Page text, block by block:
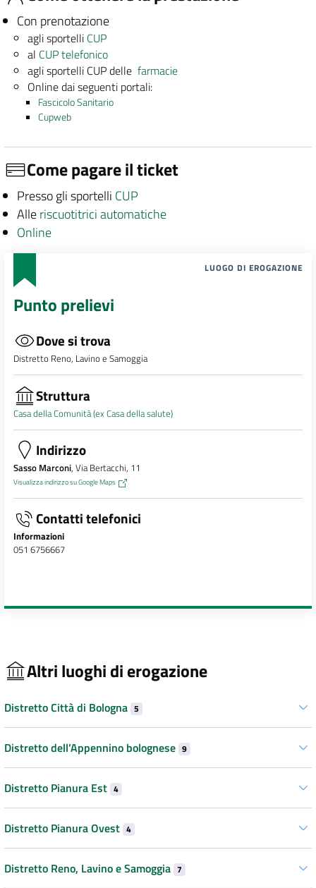
Con prenotazione
agli sportelli CUP
al CUP telefonico
agli sportelli CUP dellefarmacie
Online dai seguenti portali:
Fascicolo Sanitario
Cupweb
Come pagare il ticket
Presso gli sportelli CUP
Alleriscuotitrici automatiche
Online
LUOGO DI EROGAZIONE
Punto prelievi
Dove si trova
Distretto Reno, Lavino e Samoggia
Struttura
Casa della Comunità (ex Casa della salute)
Indirizzo
Sasso Marconi, Via Bertacchi, 11
Visualizza indirizzo su Google Maps
Contatti telefonici
Informazioni
051 6756667
Altri luoghi di erogazione
Distretto Città di Bologna 5
Distretto dell’Appennino bolognese 9
Distretto Pianura Est 4
Distretto Pianura Ovest 4
Distretto Reno, Lavino e Samoggia 7